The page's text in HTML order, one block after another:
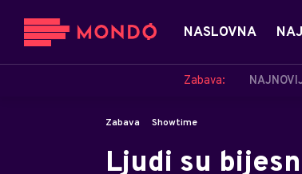
NASLOVNA
Zabava:
Zabava Showtime
Ljudi su